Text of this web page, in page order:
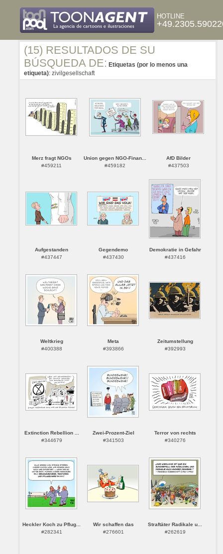
HOTLINE
(15) RESULTADOS DE SU
BÚSQUEDA DE: Etiquetas (por lo menos una
etiqueta): zivilgesellschaft
Merz fragt NGOs
#459211
Union gegen NGO-Finan...
#459182
AfD Bilder
#437503
Aufgestanden
#437447
Gegendemo
#437430
Demokratie in Gefahr
#437416
Weltkrieg
#400388
Meta
#393866
Zeitumstellung
#392993
Extinction Rebellion ...
#344679
Zwei-Prozent-Ziel
#341503
Terror von rechts
#340276
Heckler Koch zu Pflug...
#282341
Wir schaffen das
#276601
Straftäter Radikale u...
#262619